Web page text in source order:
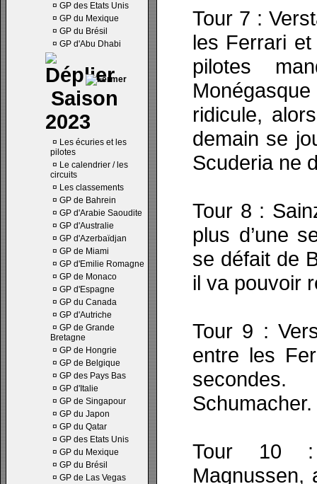
¤ GP des Etats Unis
¤ GP du Mexique
¤ GP du Brésil
¤ GP d'Abu Dhabi
Saison
2023
¤ Les écuries et les
pilotes
¤ Le calendrier / les
circuits
¤ Les classements
¤ GP de Bahrein
¤ GP d'Arabie Saoudite
¤ GP d'Australie
¤ GP d'Azerbaïdjan
¤ GP de Miami
¤ GP d'Emilie Romagne
¤ GP de Monaco
¤ GP d'Espagne
¤ GP du Canada
¤ GP d'Autriche
¤ GP de Grande
Bretagne
¤ GP de Hongrie
¤ GP de Belgique
¤ GP des Pays Bas
¤ GP d'Italie
¤ GP de Singapour
¤ GP du Japon
¤ GP du Qatar
¤ GP des Etats Unis
¤ GP du Mexique
¤ GP du Brésil
¤ GP de Las Vegas
Tour 7 :
les Ferrari
pilotes
ridicule,
demain se
Scuderia ne
Tour 8 :
plus d’une
se défait de
il va pouvoir
Tour 9 :
entre les
Schumacher.
Tour 10 :
Magnussen,